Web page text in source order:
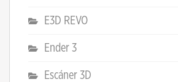
E3D REVO
Ender 3
Escáner 3D